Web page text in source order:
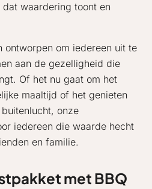
waardering toont en
ontworpen om iedereen uit te
aan de gezelligheid die
Of het nu gaat om het
maaltijd of het genieten
onze
iedereen die waarde hecht
en familie.
met BBQ